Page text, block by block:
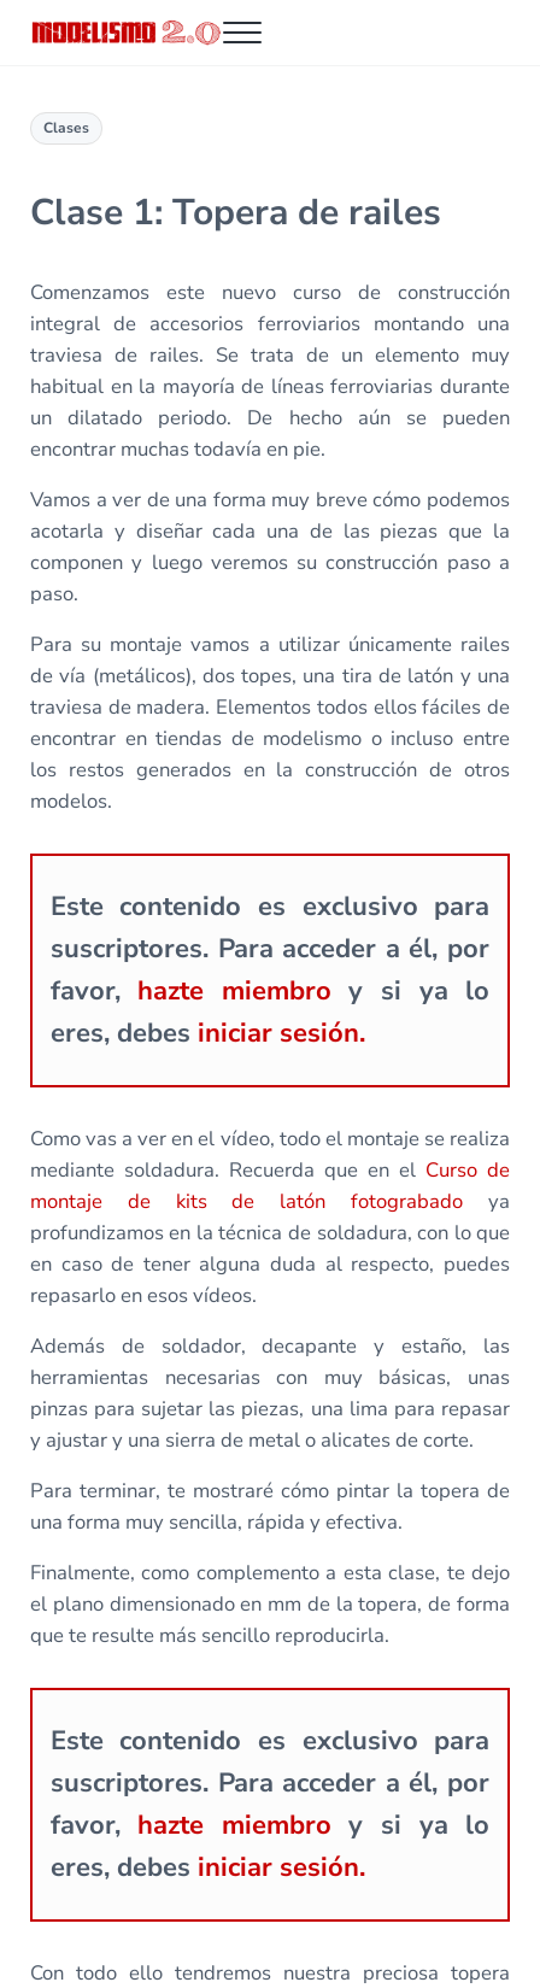
Menu
Clases
Clase 1: Topera de railes
Comenzamos este nuevo curso de construcción
integral de accesorios ferroviarios montando una
traviesa de railes. Se trata de un elemento muy
habitual en la mayoría de líneas ferroviarias durante
un dilatado periodo. De hecho aún se pueden
encontrar muchas todavía en pie.
Vamos a ver de una forma muy breve cómo podemos
acotarla y diseñar cada una de las piezas que la
componen y luego veremos su construcción paso a
paso.
Para su montaje vamos a utilizar únicamente railes
de vía (metálicos), dos topes, una tira de latón y una
traviesa de madera. Elementos todos ellos fáciles de
encontrar en tiendas de modelismo o incluso entre
los restos generados en la construcción de otros
modelos.
Este contenido es exclusivo para
suscriptores. Para acceder a él, por
favor, hazte miembro y si ya lo
eres, debes iniciar sesión.
Como vas a ver en el vídeo, todo el montaje se realiza
mediante soldadura. Recuerda que en el Curso de
montaje de kits de latón fotograbado ya
profundizamos en la técnica de soldadura, con lo que
en caso de tener alguna duda al respecto, puedes
repasarlo en esos vídeos.
Además de soldador, decapante y estaño, las
herramientas necesarias con muy básicas, unas
pinzas para sujetar las piezas, una lima para repasar
y ajustar y una sierra de metal o alicates de corte.
Para terminar, te mostraré cómo pintar la topera de
una forma muy sencilla, rápida y efectiva.
Finalmente, como complemento a esta clase, te dejo
el plano dimensionado en mm de la topera, de forma
que te resulte más sencillo reproducirla.
Este contenido es exclusivo para
suscriptores. Para acceder a él, por
favor, hazte miembro y si ya lo
eres, debes iniciar sesión.
Con todo ello tendremos nuestra preciosa topera